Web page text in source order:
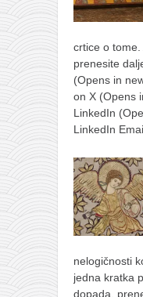
crtice o tome.
prenesite
(Opens in
on X (Opens
LinkedIn
LinkedIn
nelogičnosti
jedna kratka
dopada,